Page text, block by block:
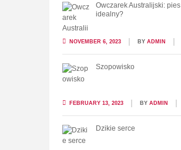
Owczarek Australijski: pies
idealny?
NOVEMBER 6, 2023 BY ADMIN
Szopowisko
FEBRUARY 13, 2023 BY ADMIN
Dzikie serce